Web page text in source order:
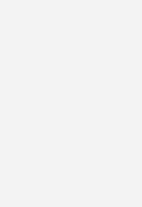
beachten
und IT-Sicherheit
Energiebranche sind
Cyberangriffen mittlerweile
EU-Richtlinie NIS-2, die nun
gibt vor, dass Unternehmen
ihre Schutzmechanismen
zu überprüfen. Für
der Energieversorgung wird